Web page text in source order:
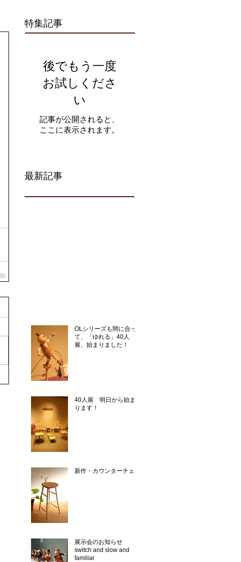
特集記事
後でもう一度
お試しくださ
い
記事が公開されると、
ここに表示されます。
最新記事
OLシリーズも間に合っ
て、「ゆれる」40人
展、始まりました！
40人展 明日から始ま
ります！
新作・カウンターチェア
展示会のお知らせ
switch and slow and
familiar